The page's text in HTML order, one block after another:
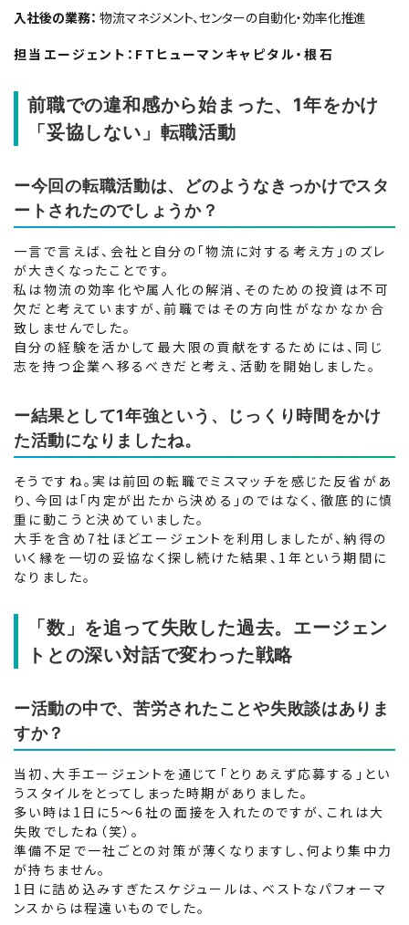
入社後の業務： 物流マネジメント、センターの自動化・効率化推進
担当エージェント：FTヒューマンキャピタル・根石
前職での違和感から始まった、1年をかけ
「妥協しない」転職活動
ー今回の転職活動は、どのようなきっかけでスタ
ートされたのでしょうか？
一言で言えば、会社と自分の「物流に対する考え方」のズレ
が大きくなったことです。
私は物流の効率化や属人化の解消、そのための投資は不可
欠だと考えていますが、前職ではその方向性がなかなか合
致しませんでした。
自分の経験を活かして最大限の貢献をするためには、同じ
志を持つ企業へ移るべきだと考え、活動を開始しました。
ー結果として1年強という、じっくり時間をかけ
た活動になりましたね。
そうですね。実は前回の転職でミスマッチを感じた反省があ
り、今回は「内定が出たから決める」のではなく、徹底的に慎
重に動こうと決めていました。
大手を含め7社ほどエージェントを利用しましたが、納得の
いく縁を一切の妥協なく探し続けた結果、1年という期間に
なりました。
「数」を追って失敗した過去。エージェン
トとの深い対話で変わった戦略
ー活動の中で、苦労されたことや失敗談はありま
すか？
当初、大手エージェントを通じて「とりあえず応募する」とい
うスタイルをとってしまった時期がありました。
多い時は1日に5〜6社の面接を入れたのですが、これは大
失敗でしたね（笑）。
準備不足で一社ごとの対策が薄くなりますし、何より集中力
が持ちません。
1日に詰め込みすぎたスケジュールは、ベストなパフォーマ
ンスからは程遠いものでした。